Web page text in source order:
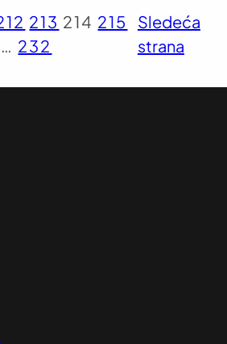
213 214 215
… 232
Sledeća
strana